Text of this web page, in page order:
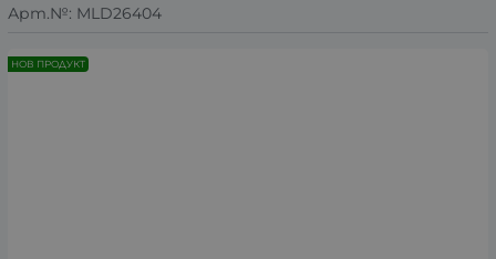
Арт.№: MLD26404
НОВ ПРОДУКТ